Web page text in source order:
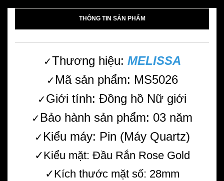
THÔNG TIN SẢN PHẨM
✓Thương hiệu: MELISSA
✓ Mã sản phẩm: MS5026
✓Giới tính: Đồng hồ Nữ giới
✓ Bảo hành sản phẩm: 03 năm
✓ Kiểu máy: Pin (Máy Quartz)
✓Kiểu mặt: Đầu Rắn Rose Gold
✓Kích thước mặt số: 28mm